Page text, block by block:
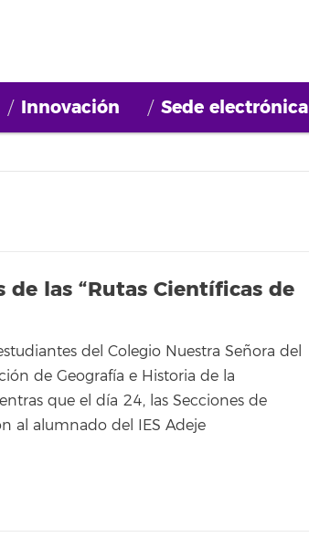
Innovación Sede electrónica
las “Rutas Científicas de
del Colegio Nuestra Señora del
de Geografía e Historia de la
que el día 24, las Secciones de
al alumnado del IES Adeje